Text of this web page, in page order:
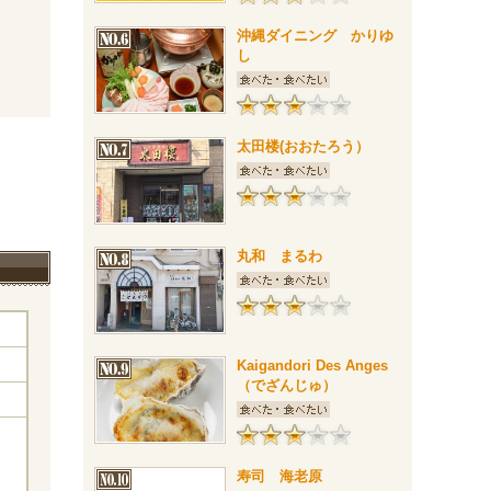
沖縄ダイニング かりゆ
し
太田楼(おおたろう）
丸和 まるわ
Kaigandori Des Anges
（でざんじゅ）
寿司 海老原